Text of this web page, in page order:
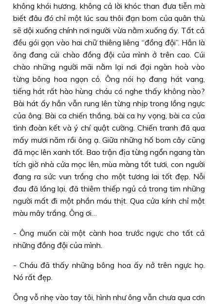
không khói hương, không cả lời khóc than đưa tiễn mà
biết đâu đó chỉ một lúc sau thôi đạn bom của quân thù
sẽ dội xuống chính nơi người vừa nằm xuống ấy. Tất cả
đều gói gọn vào hai chữ thiêng liêng “đồng đội”. Hẳn là
ông đang cúi chào đồng đội của mình ở trên cao. Cúi
chào những người mãi nằm lại nơi đại ngàn hoà vào
từng bông hoa ngọn cỏ. Ông nói họ đang hát vang,
tiếng hát rất hào hùng cháu có nghe thấy không nào?
Bài hát ấy hẳn vẫn rung lên từng nhịp trong lồng ngực
của ông. Bài ca chiến thắng, bài ca hy vọng, bài ca của
tình đoàn kết và ý chí quật cường. Chiến tranh đã qua
mấy mươi năm rồi ông ạ. Giữa những hố bom cây cũng
đã mọc lên xanh tốt. Bao trận địa từng ngổn ngang tàn
tích giờ nhà cửa mọc lên, mùa màng tốt tươi, con người
đang ra sức vun trồng cho một tương lai tốt đẹp. Nỗi
đau đã lắng lại, đã thiêm thiếp ngủ cả trong tim những
người mất đi một phần máu thịt. Qua cửa kính chỉ một
màu mây trắng. Ông ơi…
- Ông muốn cài một cành hoa trước ngực cho tất cả
những đồng đội của mình.
- Cháu đã thấy những bông hoa ấy nở trên ngực họ.
Nó rất đẹp.
Ông vỗ nhẹ vào tay tôi, hình như ông vẫn chưa qua cơn